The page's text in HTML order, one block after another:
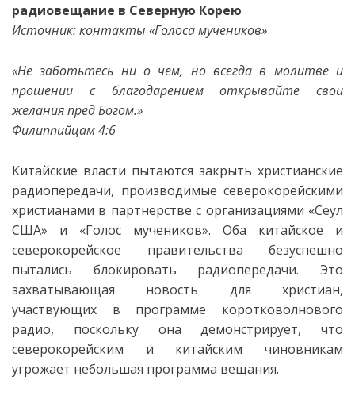
радиовещание в Северную Корею
Источник: контакты «Голоса мучеников»
«Не заботьтесь ни о чем, но всегда в молитве и
прошении с благодарением открывайте свои
желания пред Богом.»
Филиппийцам 4:6
Китайские власти пытаются закрыть христианские
радиопередачи, производимые северокорейскими
христианами в партнерстве с организациями «Сеул
США» и «Голос мучеников». Оба китайское и
северокорейское правительства безуспешно
пытались блокировать радиопередачи. Это
захватывающая новость для христиан,
участвующих в программе коротковолнового
радио, поскольку она демонстрирует, что
северокорейским и китайским чиновникам
угрожает небольшая программа вещания.